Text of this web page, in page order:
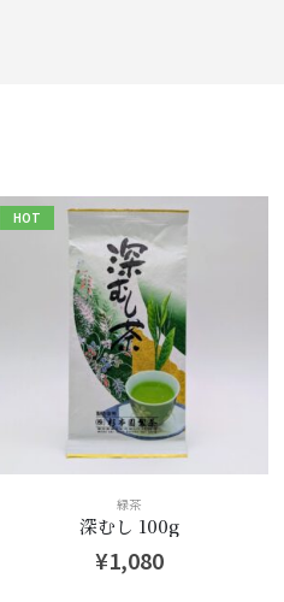
HOT
緑茶
深むし 100g
¥1,080